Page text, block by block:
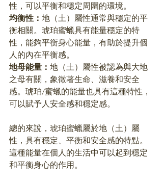
性，可以平衡和穩定周圍的環境。
均衡性： 地（土）屬性通常與穩定的平
衡相關。琥珀蜜蠟具有能量穩定的特
性，能夠平衡身心能量，有助於提升個
人的內在平衡感。
地母能量： 地（土）屬性被認為與大地
之母有關，象徵著生命、滋養和安全
感。琥珀/蜜蠟的能量也具有這種特性，
可以賦予人安全感和穩定感。
總的來說，琥珀蜜蠟屬於地（土）屬
性，具有穩定、平衡和安全感的特點。
這種能量在個人的生活中可以起到穩定
和平衡身心的作用。